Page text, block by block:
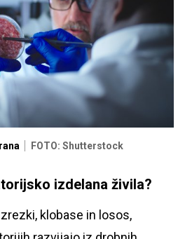
FOTO: Shutterstock
izdelana živila?
klobase in losos,